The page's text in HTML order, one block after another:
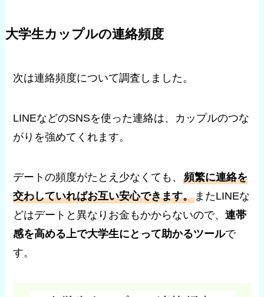
大学生カップルの連絡頻度
次は連絡頻度について調査しました。
LINEなどのSNSを使った連絡は、カップルのつな
がりを強めてくれます。
デートの頻度がたとえ少なくても、頻繁に連絡を
交わしていればお互い安心できます。 またLINEな
どはデートと異なりお金もかからないので、連帯
感を高める上で大学生にとって助かるツールで
す。